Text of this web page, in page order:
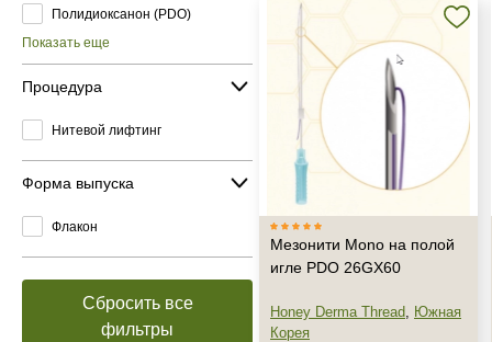
Полидиоксанон (PDO)
Показать еще
Процедура
Нитевой лифтинг
Форма выпуска
Флакон
Сбросить все
фильтры
Мезонити Mono на полой
игле PDO 26GX60
Honey Derma Thread, Южная
Корея